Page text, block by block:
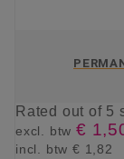
Rated out of 5
excl. btw €
incl. btw € 1,82